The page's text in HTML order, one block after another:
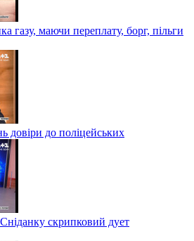
газу, маючи переплату, борг, пільги
довіри до поліцейських
скрипковий дует